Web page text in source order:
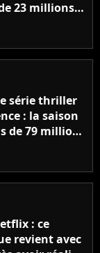
23 millions
série thriller
: la saison
de 79 millions
: ce
revient avec